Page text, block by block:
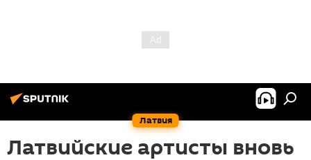
Латвия
Латвийские артисты вновь